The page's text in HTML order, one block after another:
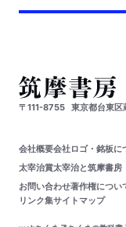
〒111-8755 東京都台東
会社概要会社ロゴ・銘板に
太宰治賞太宰治と筑摩書房
お問い合わせ著作権につい
リンク集サイトマップ